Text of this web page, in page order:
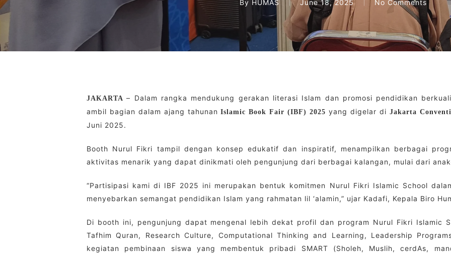
By HUMAS June 18, 2025 No Comments
JAKARTA– Dalam rangka mendukung gerakan literasi Islam dan promosi pendidikan
ambil bagian dalam ajang tahunanIslamic Book Fair (IBF) 2025 yang digelar di Jakarta
Juni 2025.
Booth Nurul Fikri tampil dengan konsep edukatif dan inspiratif, menampilkan berbagai
aktivitas menarik yang dapat dinikmati oleh pengunjung dari berbagai kalangan, mulai dari
“Partisipasi kami di IBF 2025 ini merupakan bentuk komitmen Nurul Fikri Islamic School
menyebarkan semangat pendidikan Islam yang rahmatan lil ‘alamin,” ujar Kadafi, Kepala Biro
Di booth ini, pengunjung dapat mengenal lebih dekat profil dan program Nurul Fikri Islamic
Tafhim Quran, Research Culture, Computational Thinking and Learning, Leadership
kegiatan pembinaan siswa yang membentuk pribadi SMART (Sholeh, Muslih, cerdAs,